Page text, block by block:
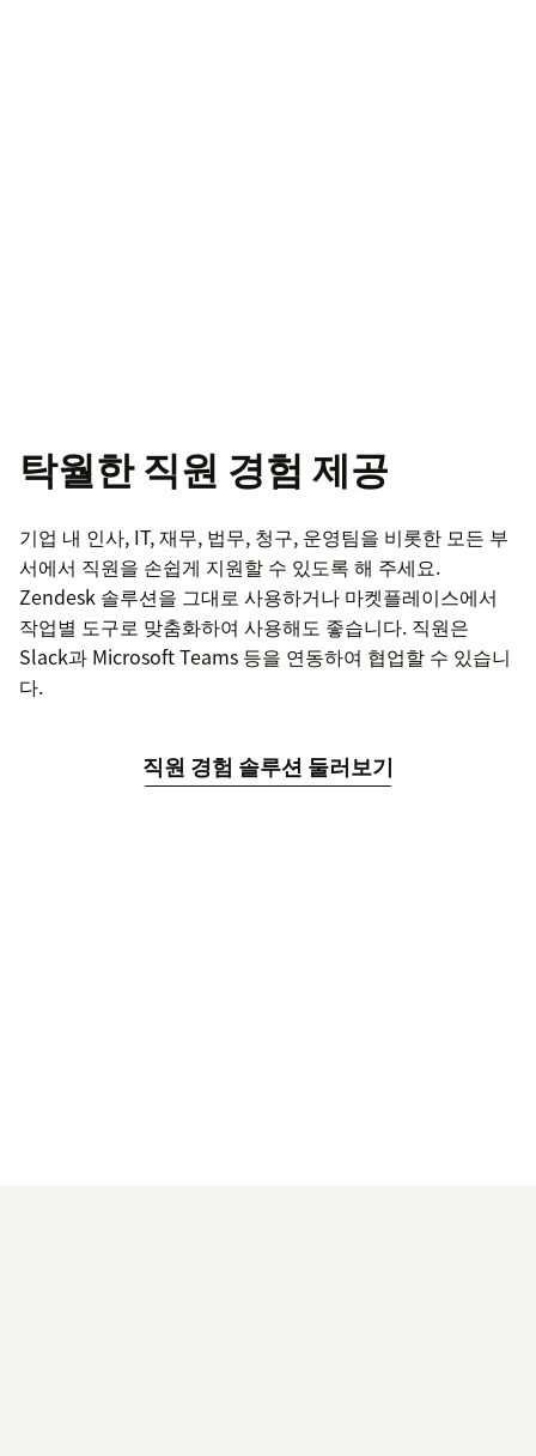
탁월한 직원 경험 제공
기업 내 인사, IT, 재무, 법무, 청구, 운영팀을 비롯한 모든 부
서에서 직원을 손쉽게 지원할 수 있도록 해 주세요.
Zendesk 솔루션을 그대로 사용하거나 마켓플레이스에서
작업별 도구로 맞춤화하여 사용해도 좋습니다. 직원은
Slack과 Microsoft Teams 등을 연동하여 협업할 수 있습니
다.
직원 경험 솔루션 둘러보기